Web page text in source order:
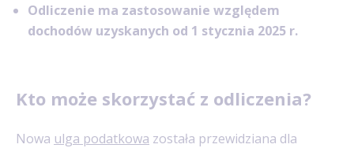
Odliczenie ma zastosowanie względem
dochodów uzyskanych od 1 stycznia 2025 r.
Kto może skorzystać z odliczenia?
Nowa ulga podatkowa została przewidziana dla